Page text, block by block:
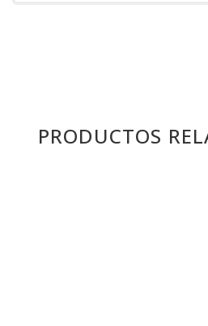
PRODUCTOS